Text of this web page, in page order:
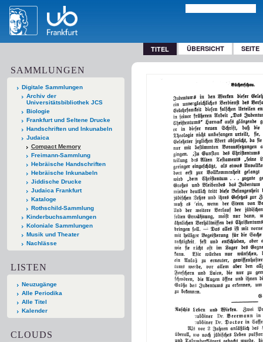
TITEL ÜBERSICHT SEITE
SAMMLUNGEN
Digitale Sammlungen
Archiv der
Universitätsbibliothek JCS
Biologie
Frankfurt und Seltene Drucke
Handschriften und Inkunabeln
Judaica
Compact Memory
Freimann-Sammlung
Hebräische Handschriften
Hebräische Inkunabeln
Jiddische Drucke
Judaica Frankfurt
Kataloge
Rothschild-Sammlung
Kinderbuchsammlungen
Koloniale Sammlungen
Musik und Theater
Nachlässe
LISTEN
Neuzugänge
Alle Periodika
Alle Titel
Kalender
CLOUDS